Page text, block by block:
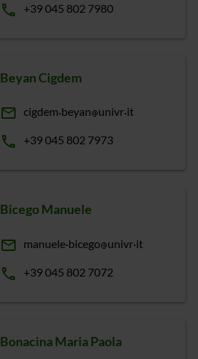
phone +39 045 802 7980
Beyan Cigdem
email cigdem beyan univr it
phone +39 045 802 7973
Bicego Manuele
email manuele bicego univr it
phone +39 045 802 7072
Bonacina Maria Paola